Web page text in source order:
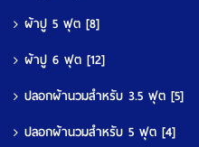
ผ้าปู 5 ฟุต [8]
ผ้าปู 6 ฟุต [12]
ปลอกผ้านวมสำหรับ 3.5 ฟุต [5]
ปลอกผ้านวมสำหรับ 5 ฟุต [4]